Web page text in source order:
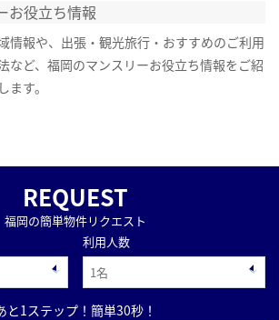
お役立ち情報
情報や、出張・観光旅行・おすすめのご利用
など、福岡のマンスリーお役立ち情報をご紹
ます。
REQUEST
福岡の簡単物件リクエスト
利用人数
と1ステップ！簡単30秒！